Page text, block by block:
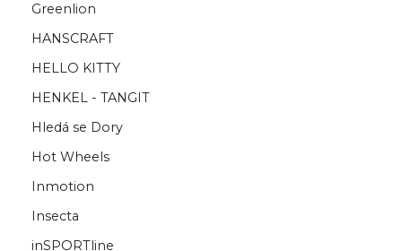
Greenlion
HANSCRAFT
HELLO KITTY
HENKEL - TANGIT
Hledá se Dory
Hot Wheels
Inmotion
Insecta
inSPORTline